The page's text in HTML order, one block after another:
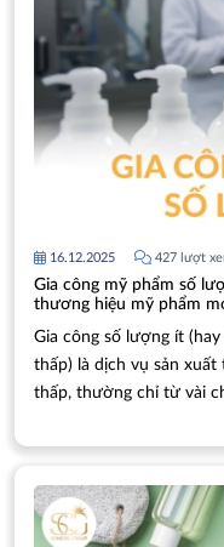
16.12.2025 427 lượt
Gia công mỹ phẩm số
thương hiệu mỹ phẩm
Gia công số lượng ít
thấp) là dịch vụ sản
thấp, thường chỉ từ vài
sản phẩm, hình thức
thử nghiệm ý tưởng mà